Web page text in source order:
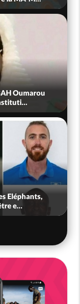
POLITIQUE
président
tête du Sénat
POLITIQUE
: Kenneth Adjei
Zanetor A-